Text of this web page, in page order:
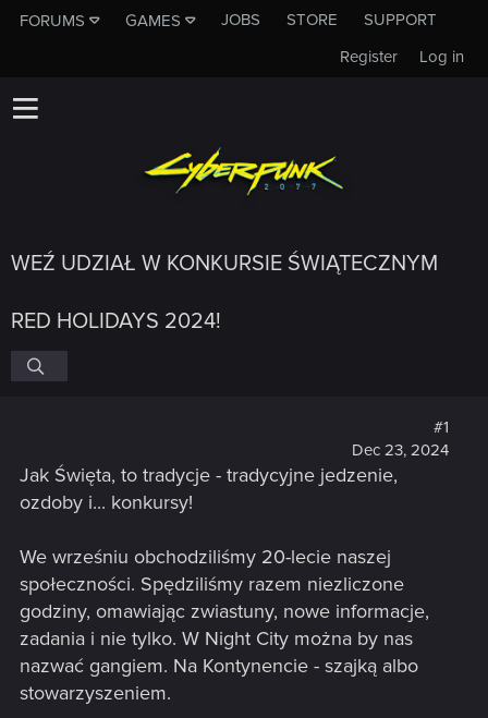
FORUMS GAMES JOBS STORE
SUPPORT
Log in
Register
WEŹ UDZIAŁ W KONKURSIE ŚWIĄTECZNYM
RED HOLIDAYS 2024!
#1
Dec 23, 2024
Jak Święta, to tradycje - tradycyjne jedzenie,
ozdoby i... konkursy!
We wrześniu obchodziliśmy 20-lecie naszej
społeczności. Spędziliśmy razem niezliczone
godziny, omawiając zwiastuny, nowe informacje,
zadania i nie tylko. W Night City można by nas
nazwać gangiem. Na Kontynencie - szajką albo
stowarzyszeniem.